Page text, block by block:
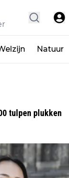
Natuur
tulpen plukken